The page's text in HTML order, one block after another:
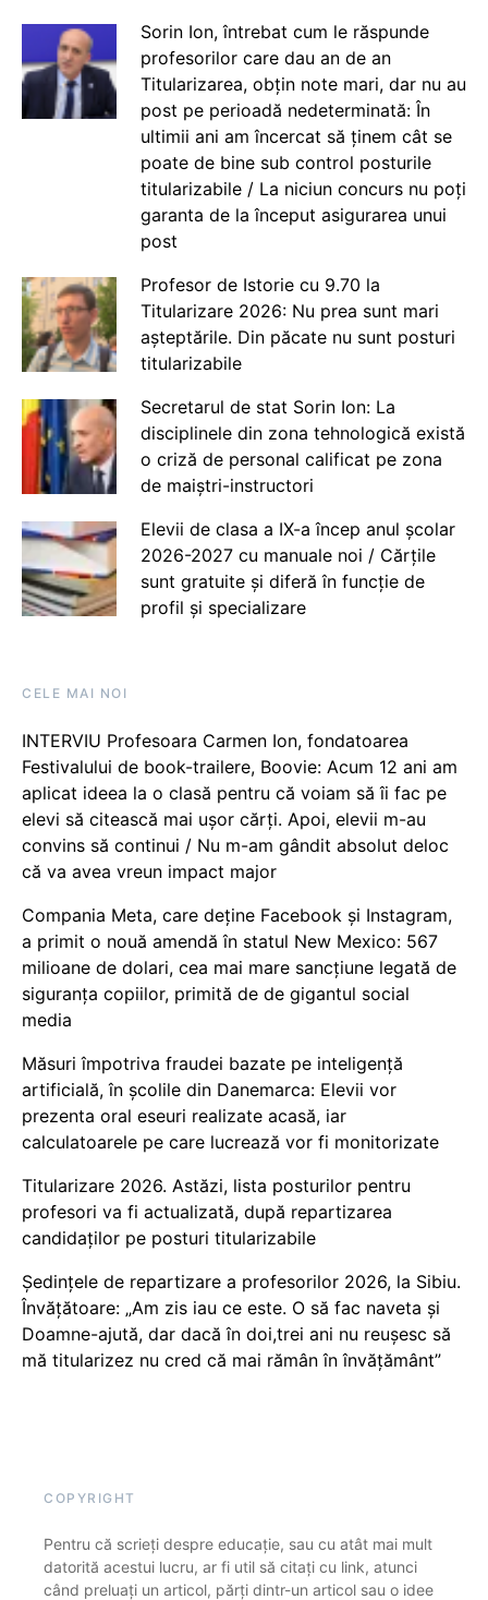
Sorin Ion, întrebat cum le răspunde
profesorilor care dau an de an
Titularizarea, obțin note mari, dar nu au
post pe perioadă nedeterminată: În
ultimii ani am încercat să ținem cât se
poate de bine sub control posturile
titularizabile / La niciun concurs nu poți
garanta de la început asigurarea unui
post
Profesor de Istorie cu 9.70 la
Titularizare 2026: Nu prea sunt mari
așteptările. Din păcate nu sunt posturi
titularizabile
Secretarul de stat Sorin Ion: La
disciplinele din zona tehnologică există
o criză de personal calificat pe zona
de maiștri-instructori
Elevii de clasa a IX-a încep anul școlar
2026-2027 cu manuale noi / Cărțile
sunt gratuite și diferă în funcție de
profil și specializare
CELE MAI NOI
INTERVIU Profesoara Carmen Ion, fondatoarea
Festivalului de book-trailere, Boovie: Acum 12 ani am
aplicat ideea la o clasă pentru că voiam să îi fac pe
elevi să citească mai ușor cărți. Apoi, elevii m-au
convins să continui / Nu m-am gândit absolut deloc
că va avea vreun impact major
Compania Meta, care deține Facebook și Instagram,
a primit o nouă amendă în statul New Mexico: 567
milioane de dolari, cea mai mare sancțiune legată de
siguranța copiilor, primită de de gigantul social
media
Măsuri împotriva fraudei bazate pe inteligență
artificială, în școlile din Danemarca: Elevii vor
prezenta oral eseuri realizate acasă, iar
calculatoarele pe care lucrează vor fi monitorizate
Titularizare 2026. Astăzi, lista posturilor pentru
profesori va fi actualizată, după repartizarea
candidaților pe posturi titularizabile
Ședințele de repartizare a profesorilor 2026, la Sibiu.
Învățătoare: „Am zis iau ce este. O să fac naveta și
Doamne-ajută, dar dacă în doi,trei ani nu reușesc să
mă titularizez nu cred că mai rămân în învățământ”
COPYRIGHT
Pentru că scrieți despre educație, sau cu atât mai mult
datorită acestui lucru, ar fi util să citați cu link, atunci
când preluați un articol, părți dintr-un articol sau o idee